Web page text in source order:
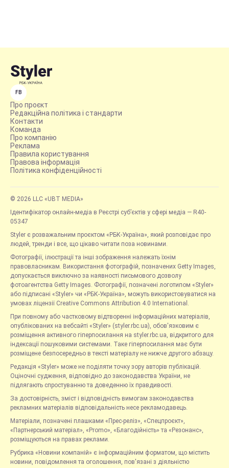
FB
Про проєкт
Редакційна політика і стандарти
Контакти
Команда
Про компанію
Реклама
Правила користування
Правова інформація
Політика конфіденційності
© 2026 LLC «UBT MEDIA»
Ідентифікатор онлайн-медіа в Реєстрі суб’єктів у сфері медіа — R40-
05347
Styler є розважальним проєктом «РБК-Україна», який розповідає про
людей, тренди і все, що цікаво читати поза новинами.
Фотографії, ілюстрації та інші зображення належать їхнім
правовласникам. Використання фотографій, позначених Getty Images,
допускається виключно за наявності письмового дозволу
фотоагентства Getty Images. Фотографії, позначені логотипом «Styler»
або підписані «Styler» чи «РБК-Україна», можуть використовуватися на
умовах ліцензії Creative Commons Attribution 4.0 International.
При повному або частковому відтворенні інформаційних матеріалів,
опублікованих на вебсайті «Styler» (styler.rbc.ua), обов'язковим є
розміщення активного гіперпосилання на styler.rbc.ua, відкритого для
індексації пошуковими системами. Таке гіперпосилання має бути
розміщене безпосередньо в тексті матеріалу не нижче другого абзацу.
Редакція «Styler» може не поділяти точку зору авторів публікацій.
Оціночні судження, відповідно до законодавства України, не
підлягають спростуванню та доведенню їх правдивості.
За достовірність, зміст і відповідність вимогам законодавства
рекламних матеріалів відповідальність несе рекламодавець.
Матеріали, позначені плашками «Прес-реліз», «Спецпроєкт»,
«Партнерський матеріал», «Promo», «Благодійність» та «Резонанс»,
розміщуються на правах реклами.
Рубрика «Новини компаній» є інформаційним форматом, що містить
новини, повідомлення та оголошення, пов'язані з діяльністю